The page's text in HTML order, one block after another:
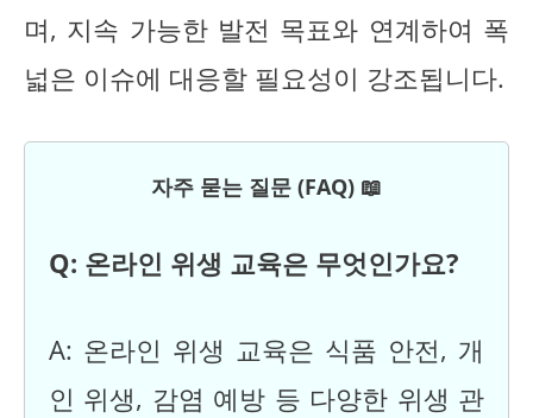
며, 지속 가능한 발전 목표와 연계하여 폭
넓은 이슈에 대응할 필요성이 강조됩니다.
자주 묻는 질문 (FAQ) 📖
Q: 온라인 위생 교육은 무엇인가요?
A: 온라인 위생 교육은 식품 안전, 개
인 위생, 감염 예방 등 다양한 위생 관